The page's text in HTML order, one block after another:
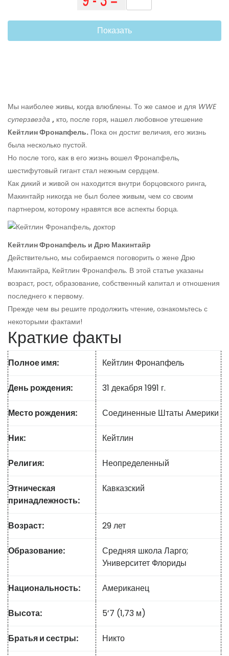
Показать
Мы наиболее живы, когда влюблены. То же самое и для WWE
суперзвезда , кто, после горя, нашел любовное утешение
Кейтлин Фронапфель. Пока он достиг величия, его жизнь
была несколько пустой.
Но после того, как в его жизнь вошел Фронапфель,
шестифутовый гигант стал нежным сердцем.
Как дикий и живой он находится внутри борцовского ринга,
Макинтайр никогда не был более живым, чем со своим
партнером, которому нравятся все аспекты борца.
Кейтлин Фронапфель и Дрю Макинтайр
Действительно, мы собираемся поговорить о жене Дрю
Макинтайра, Кейтлин Фронапфель. В этой статье указаны
возраст, рост, образование, собственный капитал и отношения
последнего к первому.
Прежде чем вы решите продолжить чтение, ознакомьтесь с
некоторыми фактами!
Краткие факты
Полное имя: Кейтлин Фронапфель
День рождения: 31 декабря 1991 г.
Место рождения: Соединенные Штаты Америки
Ник: Кейтлин
Религия: Неопределенный
Этническая
принадлежность:
Кавказский
Возраст: 29 лет
Образование:
Средняя школа Ларго;
Университет Флориды
Национальность: Американец
Высота: 5’7 (1,73 м)
Братья и сестры: Никто